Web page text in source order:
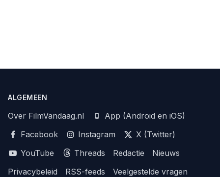
ALGEMEEN
Over FilmVandaag.nl
App (Android en iOS)
Facebook
Instagram
X (Twitter)
YouTube
Threads Redactie
Nieuws
Privacybeleid
RSS-feeds
Veelgestelde vragen